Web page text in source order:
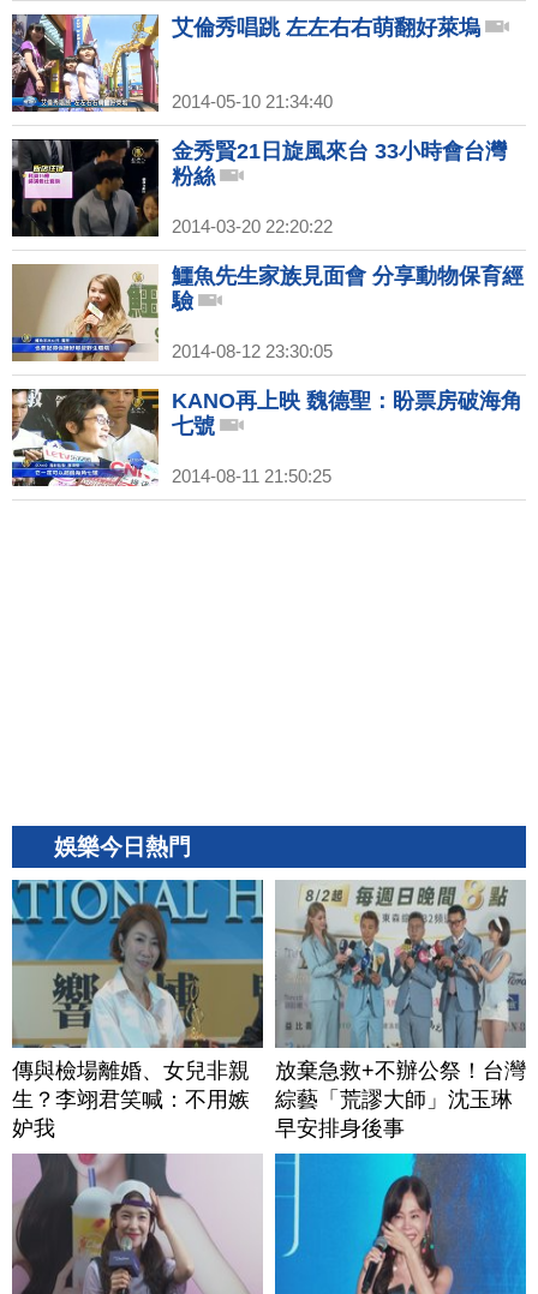
艾倫秀唱跳 左左右右萌翻好萊塢
2014-05-10 21:34:40
金秀賢21日旋風來台 33小時會台灣
粉絲
2014-03-20 22:20:22
鱷魚先生家族見面會 分享動物保育經
驗
2014-08-12 23:30:05
KANO再上映 魏德聖：盼票房破海角
七號
2014-08-11 21:50:25
娛樂今日熱門
傳與檢場離婚、女兒非親
生？李翊君笑喊：不用嫉
妒我
放棄急救+不辦公祭！台灣
綜藝「荒謬大師」沈玉琳
早安排身後事